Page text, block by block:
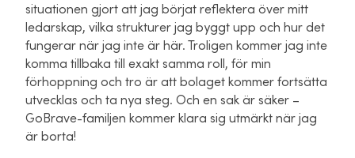
situationen gjort att jag börjat reflektera över mitt
ledarskap, vilka strukturer jag byggt upp och hur det
fungerar när jag inte är här. Troligen kommer jag inte
komma tillbaka till exakt samma roll, för min
förhoppning och tro är att bolaget kommer fortsätta
utvecklas och ta nya steg. Och en sak är säker –
GoBrave-familjen kommer klara sig utmärkt när jag
är borta!